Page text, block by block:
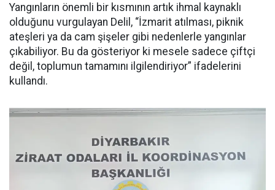
Yangınların önemli bir kısmının artık ihmal kaynaklı
olduğunu vurgulayan Delil, “İzmarit atılması, piknik
ateşleri ya da cam şişeler gibi nedenlerle yangınlar
çıkabiliyor. Bu da gösteriyor ki mesele sadece çiftçi
değil, toplumun tamamını ilgilendiriyor” ifadelerini
kullandı.